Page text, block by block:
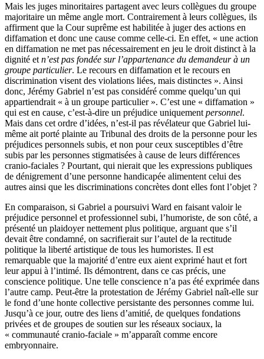
Mais les juges minoritaires partagent avec leurs collègues du groupe
majoritaire un même angle mort. Contrairement à leurs collègues, ils
affirment que la Cour suprême est habilitée à juger des actions en
diffamation et donc une cause comme celle-ci. En effet, « une action
en diffamation ne met pas nécessairement en jeu le droit distinct à la
dignité et n’est pas fondée sur l’appartenance du demandeur à un
groupe particulier. Le recours en diffamation et le recours en
discrimination visent des violations liées, mais distinctes ». Ainsi
donc, Jérémy Gabriel n’est pas considéré comme quelqu’un qui
appartiendrait « à un groupe particulier ». C’est une « diffamation »
qui est en cause, c’est-à-dire un préjudice uniquement personnel.
Mais dans cet ordre d’idées, n’est-il pas révélateur que Gabriel lui-
même ait porté plainte au Tribunal des droits de la personne pour les
préjudices personnels subis, et non pour ceux susceptibles d’être
subis par les personnes stigmatisées à cause de leurs différences
cranio-faciales ? Pourtant, qui nierait que les expressions publiques
de dénigrement d’une personne handicapée alimentent celui des
autres ainsi que les discriminations concrètes dont elles font l’objet ?
En comparaison, si Gabriel a poursuivi Ward en faisant valoir le
préjudice personnel et professionnel subi, l’humoriste, de son côté, a
présenté un plaidoyer nettement plus politique, arguant que s’il
devait être condamné, on sacrifierait sur l’autel de la rectitude
politique la liberté artistique de tous les humoristes. Il est
remarquable que la majorité d’entre eux aient exprimé haut et fort
leur appui à l’intimé. Ils démontrent, dans ce cas précis, une
conscience politique. Une telle conscience n’a pas été exprimée dans
l’autre camp. Peut-être la protestation de Jérémy Gabriel naît-elle sur
le fond d’une honte collective persistante des personnes comme lui.
Jusqu’à ce jour, outre des liens d’amitié, de quelques fondations
privées et de groupes de soutien sur les réseaux sociaux, la
« communauté cranio-faciale » m’apparaît comme encore
embryonnaire.